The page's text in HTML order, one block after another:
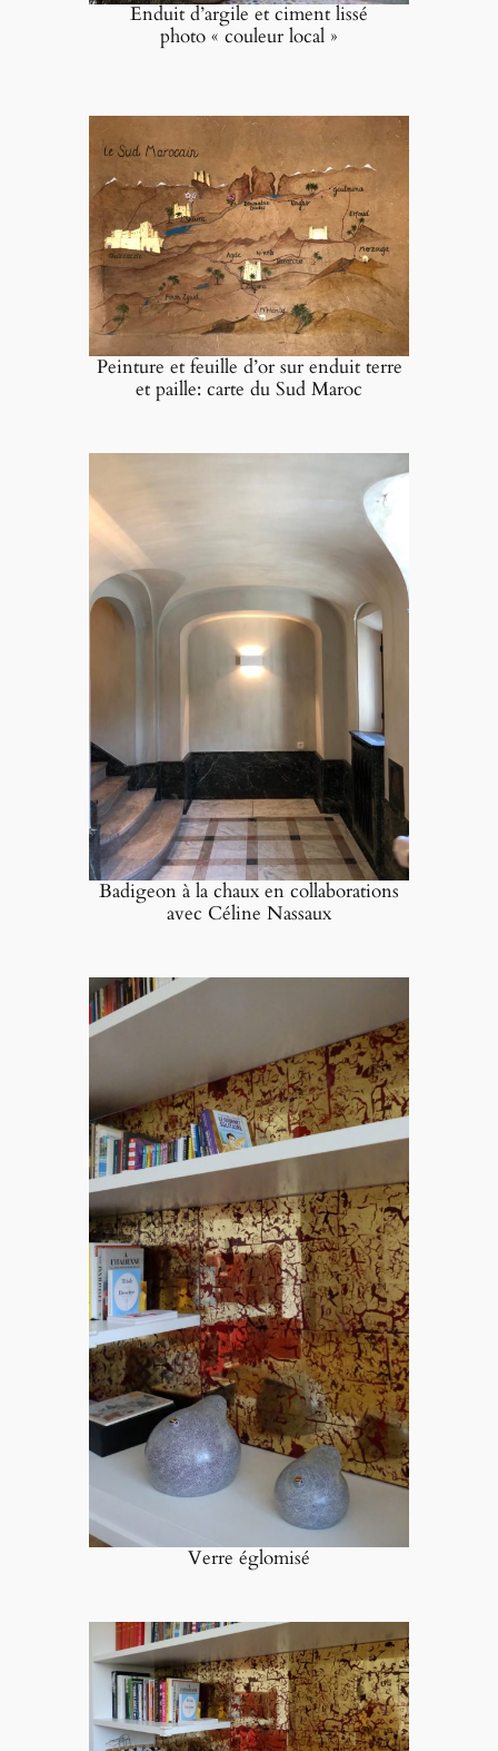
Enduit d’argile et ciment lissé
photo « couleur local »
Peinture et feuille d’or sur enduit terre
et paille: carte du Sud Maroc
Badigeon à la chaux en collaborations
avec Céline Nassaux
Verre églomisé